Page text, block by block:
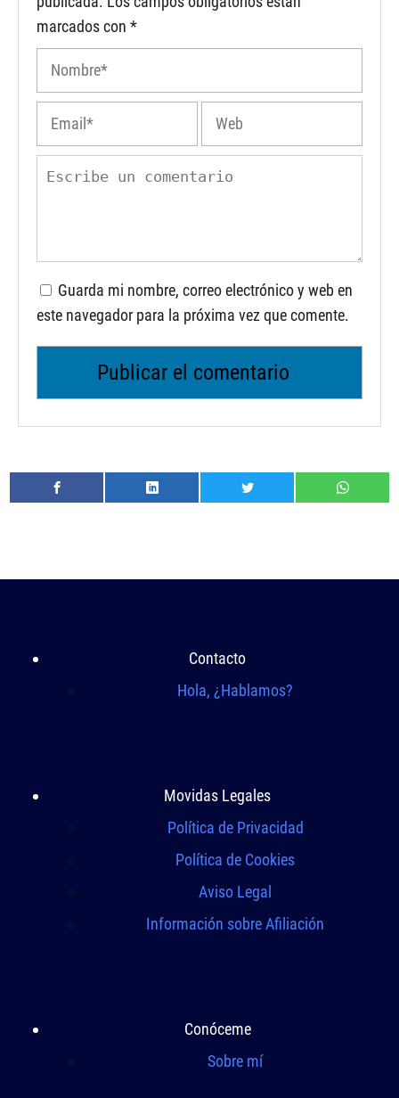
marcados con *
Guarda mi nombre, correo electrónico y web en
este navegador para la próxima vez que comente.
Contacto
Hola, ¿Hablamos?
Movidas Legales
Política de Privacidad
Política de Cookies
Aviso Legal
Información sobre Afiliación
Conóceme
Sobre mí